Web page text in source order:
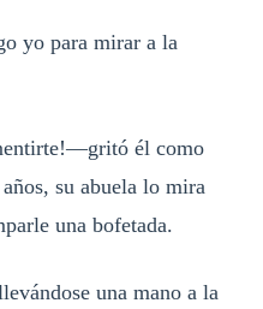
yo para mirar a la
él como
su abuela lo mira
una bofetada.
una mano a la